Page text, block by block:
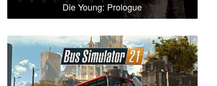
Die Young: Prologue